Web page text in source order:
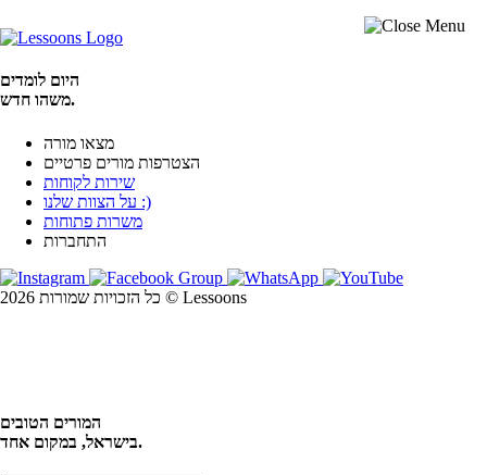
היום לומדים
משהו חדש.
מצאו מורה
הצטרפות מורים פרטיים
שירות לקוחות
על הצוות שלנו :)
משרות פתוחות
התחברות
כל הזכויות שמורות 2026 © Lessoons
המורים הטובים
בישראל, במקום אחד.